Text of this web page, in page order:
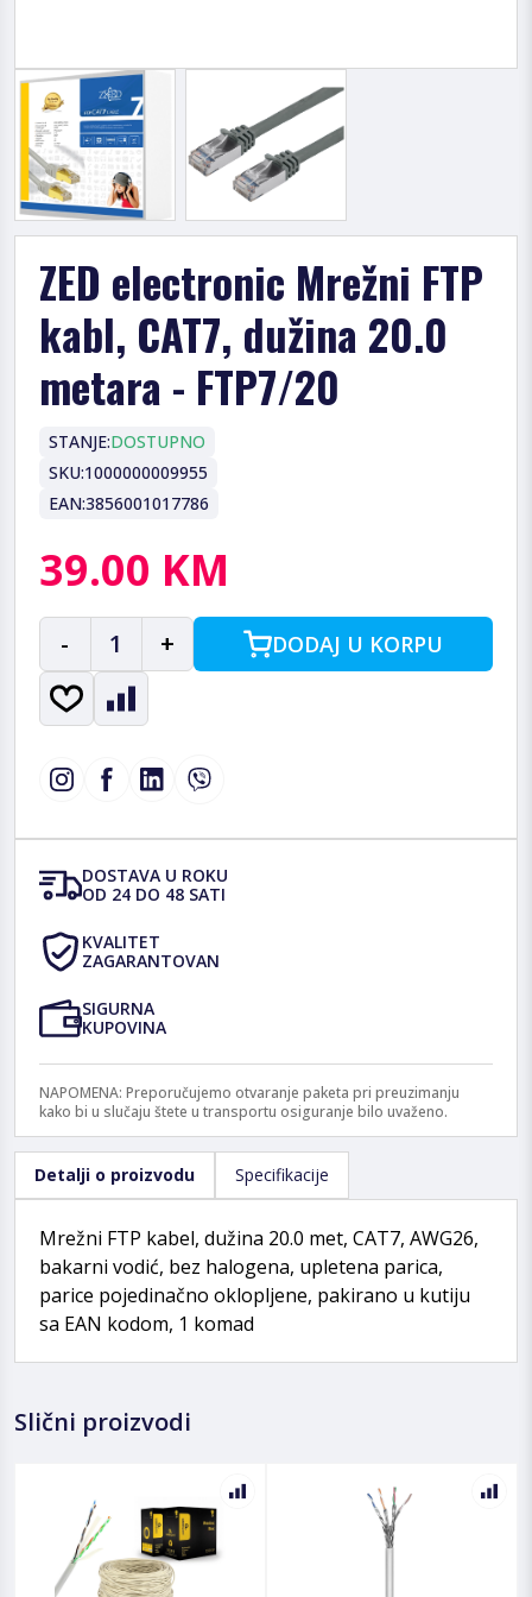
ZED electronic Mrežni FTP
kabl, CAT7, dužina 20.0
metara - FTP7/20
STANJE:DOSTUPNO
SKU:1000000009955
EAN:3856001017786
39.00 KM
- 1 + DODAJ U KORPU
DOSTAVA U ROKU
OD 24 DO 48 SATI
KVALITET
ZAGARANTOVAN
SIGURNA
KUPOVINA
NAPOMENA: Preporučujemo otvaranje paketa pri preuzimanju
kako bi u slučaju štete u transportu osiguranje bilo uvaženo.
Detalji o proizvodu Specifikacije
Mrežni FTP kabel, dužina 20.0 met, CAT7, AWG26,
bakarni vodić, bez halogena, upletena parica,
parice pojedinačno oklopljene, pakirano u kutiju
sa EAN kodom, 1 komad
Slični proizvodi